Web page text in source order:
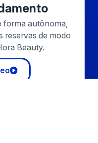
forma autônoma,
reservas de modo
Beauty.